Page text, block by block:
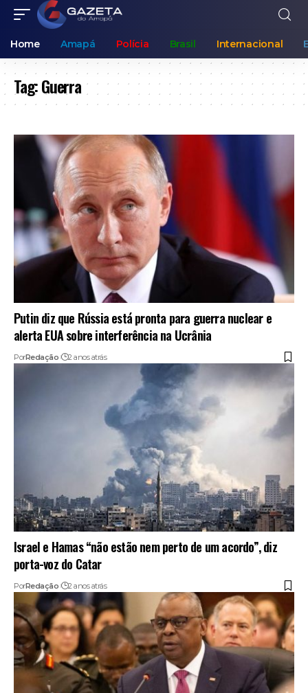
Home Amapá Polícia Brasil Internacional
Tag:Guerra
Putin diz que Rússia está pronta para guerra nuclear e
alerta EUA sobre interferência na Ucrânia
PorRedação 2 anos atrás
Israel e Hamas “não estão nem perto de um acordo”, diz
porta-voz do Catar
PorRedação 2 anos atrás